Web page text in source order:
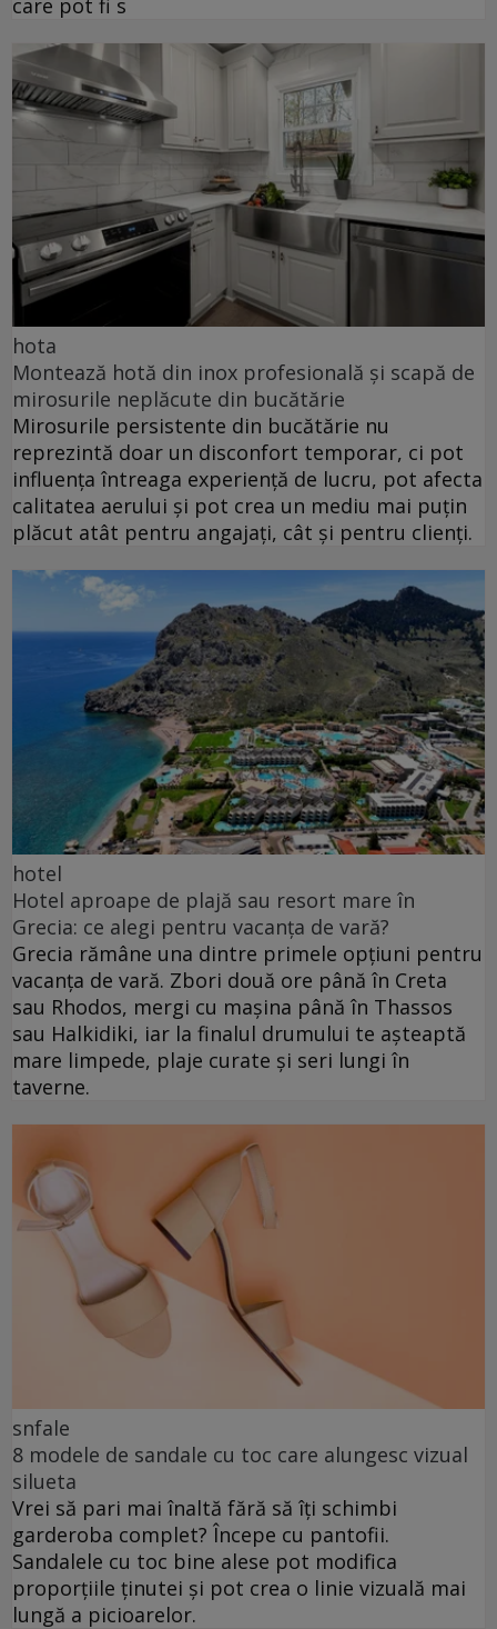
hota
Montează hotă din inox profesională și scapă de
mirosurile neplăcute din bucătărie
Mirosurile persistente din bucătărie nu
reprezintă doar un disconfort temporar, ci pot
influența întreaga experiență de lucru, pot afecta
calitatea aerului și pot crea un mediu mai puțin
plăcut atât pentru angajați, cât și pentru clienți.
hotel
Hotel aproape de plajă sau resort mare în
Grecia: ce alegi pentru vacanța de vară?
Grecia rămâne una dintre primele opțiuni pentru
vacanța de vară. Zbori două ore până în Creta
sau Rhodos, mergi cu mașina până în Thassos
sau Halkidiki, iar la finalul drumului te așteaptă
mare limpede, plaje curate și seri lungi în
taverne.
snfale
8 modele de sandale cu toc care alungesc vizual
silueta
Vrei să pari mai înaltă fără să îți schimbi
garderoba complet? Începe cu pantofii.
Sandalele cu toc bine alese pot modifica
proporțiile ținutei și pot crea o linie vizuală mai
lungă a picioarelor.